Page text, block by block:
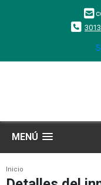
MENÚ
Inicio